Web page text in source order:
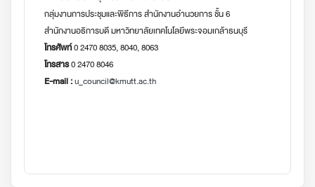
กลุ่มงานการประชุมและพิธีการ สำนักงานอำนวยการ ชั้น 6
สำนักงานอธิการบดี มหาวิทยาลัยเทคโนโลยีพระจอมเกล้าธนบุรี
โทรศัพท์0 2470 8035, 8040, 8063
โทรสาร0 2470 8046
E-mail :u_council@kmutt.ac.th